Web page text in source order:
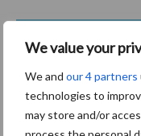
We value your
We and our 4 partners
technologies to
may store and/or
bemesting